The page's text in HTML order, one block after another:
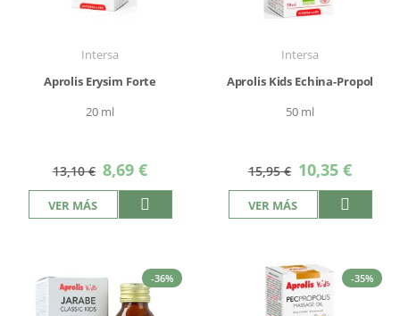
Intersa
Aprolis Erysim Forte
20 ml
13,10 € Precio
especial
8,69 €
VER MÁS
Intersa
Aprolis Kids Echina-Propol
50 ml
15,95 € Precio
especial
10,35 €
VER MÁS
-36% -35%